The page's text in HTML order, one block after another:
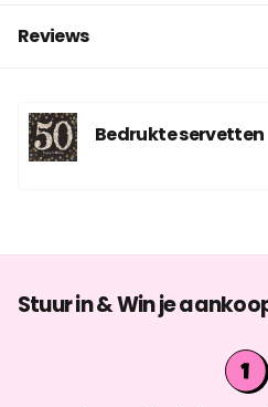
Reviews
Bedrukte servetten
Stuur in & Win je